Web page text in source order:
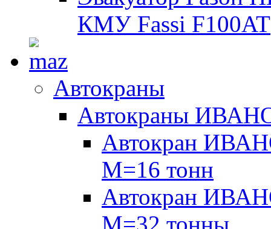
КМУ Fassi F100AT
Автокраны
Автокраны
Автокран
М=16 тонн
Автокран